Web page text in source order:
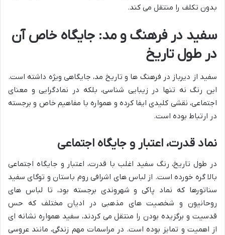
بدون تکلف را منتقل می کند.
سفید در فرهنگ و مد: جایگاه خاص آن
در طول تاریخ
سفید از دیرباز در فرهنگ ها و تاریخ مد، جایگاهی ویژه داشته است.
این رنگ نه تنها در زیبایی شناسی، بلکه در نمادگرایی و معنای
اجتماعی، نقشی کلیدی ایفا کرده و همواره با مفاهیم خاص و برجسته
در ارتباط بوده است.
نماد قدرت، اعتبار و جایگاه اجتماعی
در طول تاریخ، رنگ سفید اغلب با قدرت، اعتبار و جایگاه اجتماعی
بالا گره خورده است. از لباس های اشرافی روم باستان و توگای سفید
سناتورها که نماد پاکی و شهروندی برجسته بود، تا لباس های
روحانیون و شخصیت های مذهبی در ادیان مختلف که حس
قدسیت و برگزیده بودن را منتقل می کردند، سفید همواره نشانه ای
از اهمیت و تمایز بوده است. در مراسمات مهم زندگی، مانند عروسی